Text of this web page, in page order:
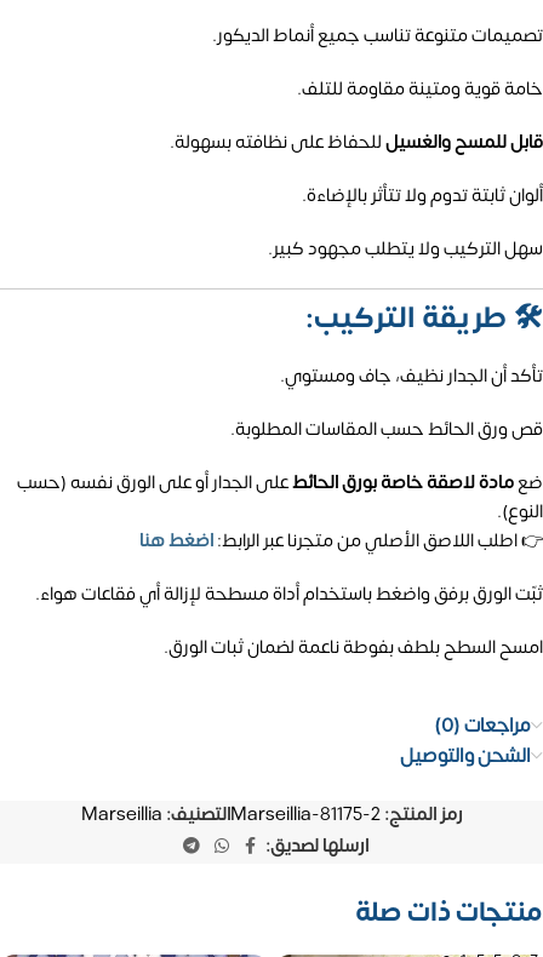
تصميمات متنوعة تناسب جميع أنماط الديكور.
خامة قوية ومتينة مقاومة للتلف.
قابل للمسح والغسيلللحفاظ على نظافته بسهولة.
ألوان ثابتة تدوم ولا تتأثر بالإضاءة.
سهل التركيب ولا يتطلب مجهود كبير.
🛠️ طريقة التركيب:
تأكد أن الجدار نظيف، جاف ومستوي.
قص ورق الحائط حسب المقاسات المطلوبة.
ضعمادة لاصقة خاصة بورق الحائطعلى الجدار أو على الورق نفسه (حسب
النوع).
👉 اطلب اللاصق الأصلي من متجرنا عبر الرابط:اضغط هنا
ثبّت الورق برفق واضغط باستخدام أداة مسطحة لإزالة أي فقاعات هواء.
امسح السطح بلطف بفوطة ناعمة لضمان ثبات الورق.
مراجعات (0)
الشحن والتوصيل
رمز المنتج:Marseillia-81175-2التصنيف: Marseillia
ارسلها لصديق:
منتجات ذات صلة